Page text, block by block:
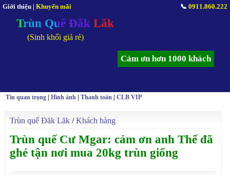
Giới thiệu | Khuyến mãi 📞 0911.860.222
Trùn Quế Đăk Lăk
(Sinh khối giá rẻ)
Cảm ơn hơn 1000 khách
Tin quan trọng |Hình ảnh |Thanh toán |CLB VIP
Trùn quế Đăk Lăk /Khách hàng
Trùn quế Cư Mgar: cảm ơn anh Thế đã
ghé tận nơi mua 20kg trùn giống